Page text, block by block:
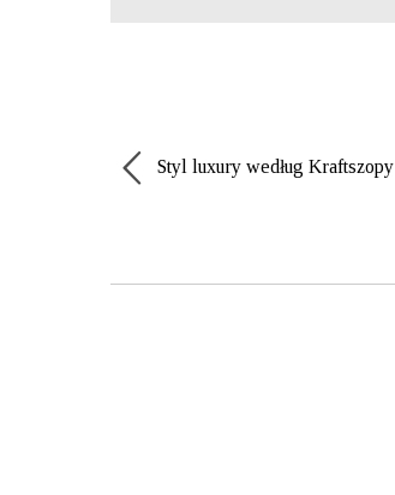
Styl luxury według Kraftszopy